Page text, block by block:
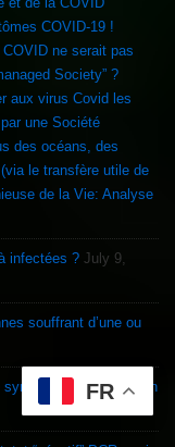
COVID-19 !
ne serait pas
Society” ?
aux virus Covid les
une Société
des océans, des
le transfère utile de
de la Vie: Analyse
infectées ? July 9,
souffrant d’une ou
& Vaccination
FR